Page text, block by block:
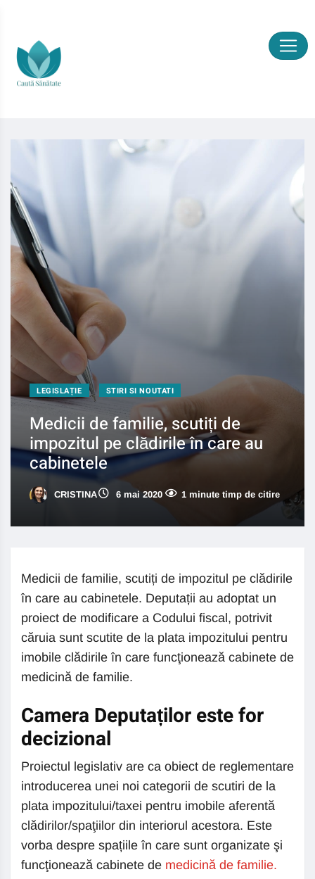
LEGISLAȚIE STIRI SI NOUTATI
Medicii de familie, scutiți de
impozitul pe clădirile în care au
cabinetele
CRISTINA 6 mai 2020 1 minute timp de citire
Medicii de familie, scutiți de impozitul pe clădirile
în care au cabinetele. Deputații au adoptat un
proiect de modificare a Codului fiscal, potrivit
căruia sunt scutite de la plata impozitului pentru
imobile clădirile în care funcţionează cabinete de
medicină de familie.
Camera Deputaților este for
decizional
Proiectul legislativ are ca obiect de reglementare
introducerea unei noi categorii de scutiri de la
plata impozitului/taxei pentru imobile aferentă
clădirilor/spaţiilor din interiorul acestora. Este
vorba despre spațiile în care sunt organizate şi
funcţionează cabinete de medicină de familie.